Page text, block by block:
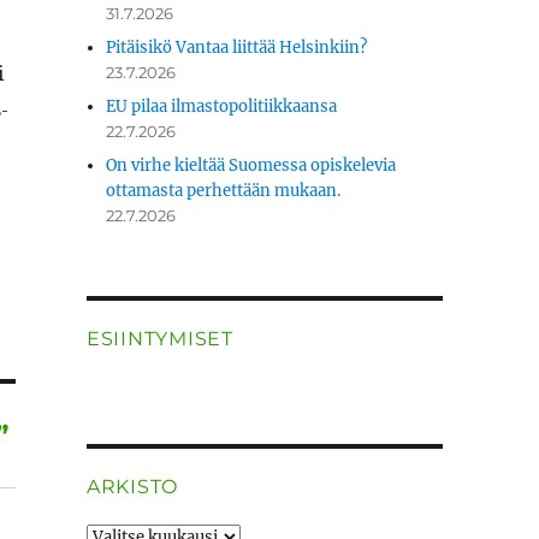
31.7.2026
Pitäisikö Vantaa liittää Helsinkiin?
23.7.2026
EU pilaa ilmastopolitiikkaansa
22.7.2026
On virhe kieltää Suomessa opiskelevia
ottamasta perhettään mukaan.
22.7.2026
ESIINTYMISET
ARKISTO